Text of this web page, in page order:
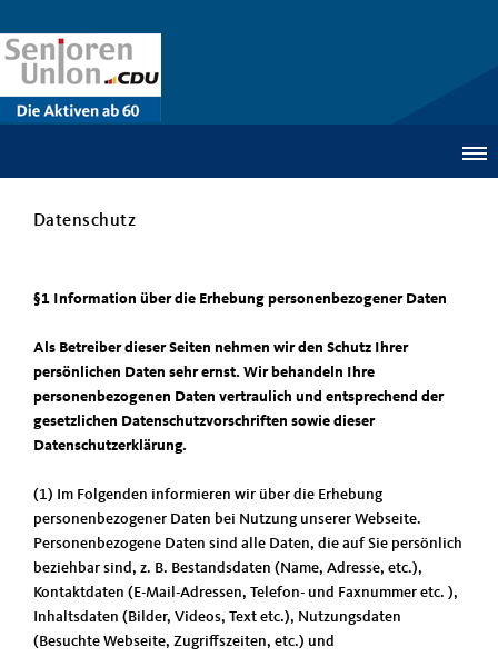
Datenschutz
§1 Information über die Erhebung personenbezogener Daten
Als Betreiber dieser Seiten nehmen wir den Schutz Ihrer
persönlichen Daten sehr ernst. Wir behandeln Ihre
personenbezogenen Daten vertraulich und entsprechend der
gesetzlichen Datenschutzvorschriften sowie dieser
Datenschutzerklärung.
(1) Im Folgenden informieren wir über die Erhebung
personenbezogener Daten bei Nutzung unserer Webseite.
Personenbezogene Daten sind alle Daten, die auf Sie persönlich
beziehbar sind, z. B. Bestandsdaten (Name, Adresse, etc.),
Kontaktdaten (E-Mail-Adressen, Telefon- und Faxnummer etc. ),
Inhaltsdaten (Bilder, Videos, Text etc.), Nutzungsdaten
(Besuchte Webseite, Zugriffszeiten, etc.) und